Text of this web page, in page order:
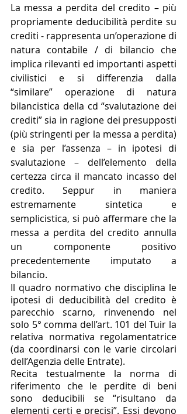
La messa a perdita del credito – più
propriamente deducibilità perdite su
crediti - rappresenta un’operazione di
natura contabile / di bilancio che
implica rilevanti ed importanti aspetti
civilistici e si differenzia dalla
“similare” operazione di natura
bilancistica della cd “svalutazione dei
crediti” sia in ragione dei presupposti
(più stringenti per la messa a perdita)
e sia per l’assenza – in ipotesi di
svalutazione – dell’elemento della
certezza circa il mancato incasso del
credito. Seppur in maniera
estremamente sintetica e
semplicistica, si può affermare che la
messa a perdita del credito annulla
un componente positivo
precedentemente imputato a
bilancio.
Il quadro normativo che disciplina le
ipotesi di deducibilità del credito è
parecchio scarno, rinvenendo nel
solo 5° comma dell’art. 101 del Tuir la
relativa normativa regolamentatrice
(da coordinarsi con le varie circolari
dell’Agenzia delle Entrate).
Recita testualmente la norma di
riferimento che le perdite di beni
sono deducibili se “risultano da
elementi certi e precisi”. Essi devono